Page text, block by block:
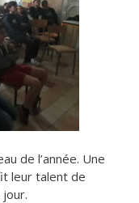
de l’année. Une
leur talent de